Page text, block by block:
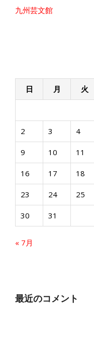
投
シ
ン
九州芸文館
日
月 火
2 3 4
9 10 11
16 17 18
23 24 25
30 31
« 7月
最近のコメント